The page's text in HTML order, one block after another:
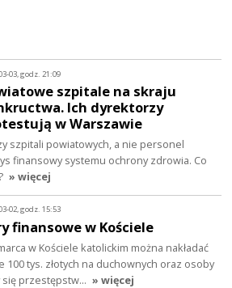
03, godz. 21:09
szpitale na skraju
Ich dyrektorzy
w Warszawie
szpitali powiatowych, a nie personel
finansowy systemu ochrony zdrowia. Co
» więcej
02, godz. 15:53
finansowe w Kościele
w Kościele katolickim można nakładać
tys. złotych na duchownych oraz osoby
się przestępstw… » więcej